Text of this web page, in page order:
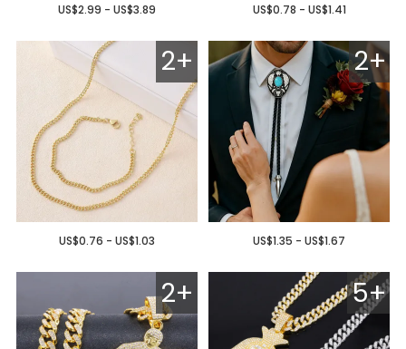
US$0.78 - US$1.41
US$2.99 - US$3.89
2+
US$1.35 - US$1.67
2+
US$0.76 - US$1.03
5+
2+